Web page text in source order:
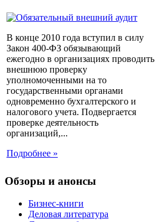
В конце 2010 года вступил в силу
Закон 400-ФЗ обязывающий
ежегодно в организациях проводить
внешнюю проверку
уполномоченными на то
государственными органами
одновременно бухгалтерского и
налогового учета. Подвергается
проверке деятельность
организаций,...
Подробнее »
Обзоры и анонсы
Бизнес-книги
Деловая литература